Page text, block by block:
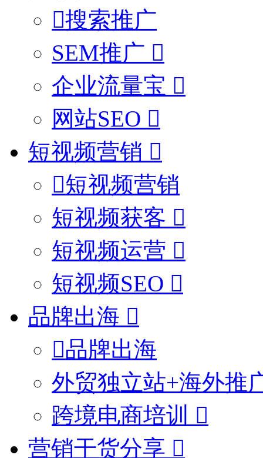
搜索推广
SEM推广
企业流量宝
网站SEO
短视频营销
短视频营销
短视频获客
短视频运营
短视频SEO
品牌出海
品牌出海
外贸独立站+海外推
跨境电商培训
营销干货分享